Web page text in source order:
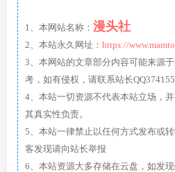
1、本网站名称： 漫头社
2、本站永久网址： https://
3、本网站的文章部分内容可能来源
考，如有侵权，请联系站长
4、本站一切资源不代表本站立场，
其真实性负责。
5、本站一律禁止以任何方式发布或
客发现请向站长举报
6、本站资源大多存储在云盘，如发